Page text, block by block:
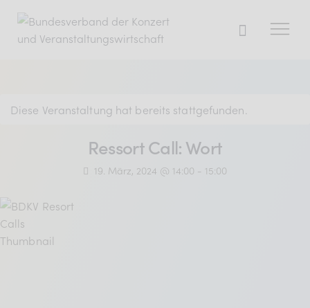
Diese Veranstaltung hat bereits stattgefunden.
Ressort Call: Wort
19. März, 2024 @ 14:00 - 15:00
Der BDKV
Mitglied werden